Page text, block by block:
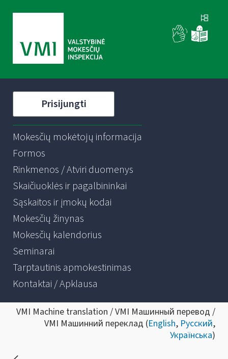
Prisijungti
Mokesčių mokėtojų informacija
Formos
Rinkmenos / Atviri duomenys
Skaičiuoklės ir pagalbininkai
Sąskaitos ir įmokų kodai
Mokesčių žinynas
Mokesčių kalendorius
Seminarai
Tarptautinis apmokestinimas
Kontaktai / Apklausa
VMI Machine translation / VMI Машинный перевод /
VMI Машинний переклад (English, Русский,
Українська)